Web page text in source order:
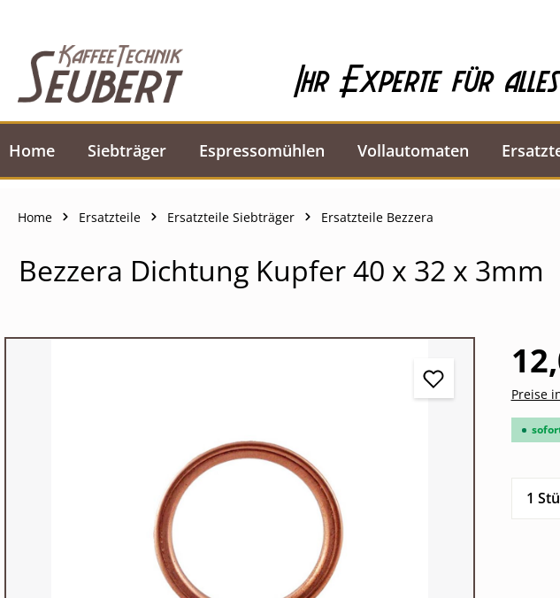
Ihr Experte für
Home Siebträger Espressomühlen Vollautomaten
Home Ersatzteile Ersatzteile Siebträger Ersatzteile Bezzera
Bezzera Dichtung Kupfer 40 x 32 x 3mm
Preise